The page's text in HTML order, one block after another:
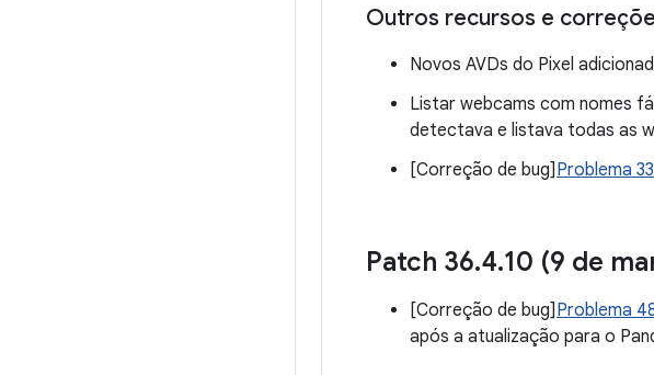
Outros recursos e
Novos AVDs do Pixel
Listar webcams com nomes
detectava e listava todas as
[Correção de bug] Problema
Patch 36.4.10 (9 de
[Correção de bug] Problema
após a atualização para o